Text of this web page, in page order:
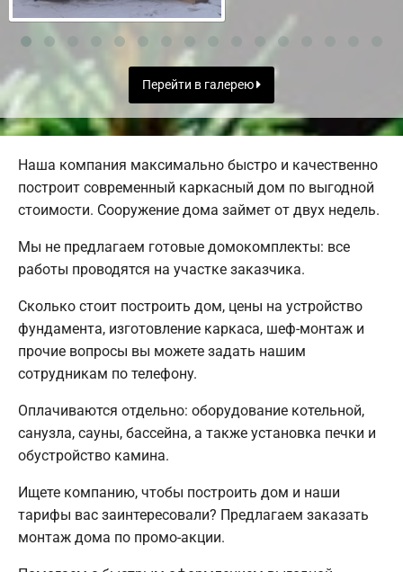
Перейти в галерею
Наша компания максимально быстро и качественно
построит современный каркасный дом по выгодной
стоимости. Сооружение дома займет от двух недель.
Мы не предлагаем готовые домокомплекты: все
работы проводятся на участке заказчика.
Сколько стоит построить дом, цены на устройство
фундамента, изготовление каркаса, шеф-монтаж и
прочие вопросы вы можете задать нашим
сотрудникам по телефону.
Оплачиваются отдельно: оборудование котельной,
санузла, сауны, бассейна, а также установка печки и
обустройство камина.
Ищете компанию, чтобы построить дом и наши
тарифы вас заинтересовали? Предлагаем заказать
монтаж дома по промо-акции.